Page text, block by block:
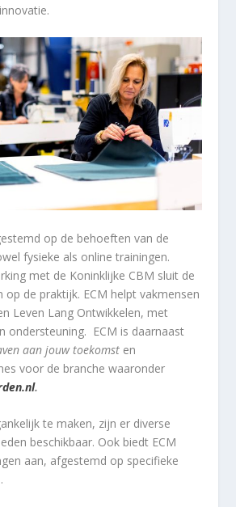
op de behoeften van de
fysieke als online trainingen.
met de Koninklijke CBM sluit de
op de praktijk. ECM helpt vakmensen
Leven Lang Ontwikkelen, met
ondersteuning. ECM is daarnaast
aan jouw toekomst en
voor de branche waaronder
.
te maken, zijn er diverse
beschikbaar. Ook biedt ECM
aan, afgestemd op specifieke